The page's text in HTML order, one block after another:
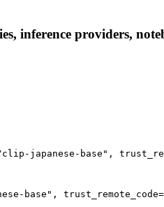
inference providers,
japanese-base",
base",